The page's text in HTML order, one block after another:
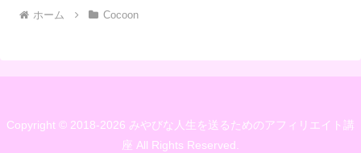
ホーム Cocoon
Copyright © 2018-2026 みやびな人生を送るためのアフィリエイト講
座 All Rights Reserved.